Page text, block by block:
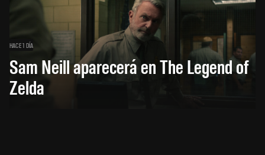
HACE 1 DÍA
Sam Neill aparecerá en The Legend of
Zelda